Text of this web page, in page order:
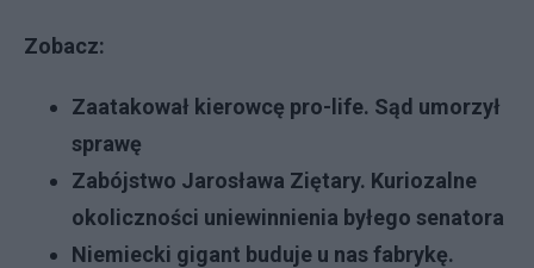
Zobacz:
Zaatakował kierowcę pro-life. Sąd umorzył
sprawę
Zabójstwo Jarosława Ziętary. Kuriozalne
okoliczności uniewinnienia byłego senatora
Niemiecki gigant buduje u nas fabrykę.